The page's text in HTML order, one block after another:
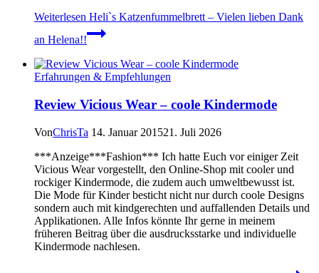
Weiterlesen Heli`s Katzenfummelbrett – Vielen lieben Dank
an Helena!!
Erfahrungen & Empfehlungen
Review Vicious Wear – coole Kindermode
VonChrisTa 14. Januar 201521. Juli 2026
***Anzeige***Fashion*** Ich hatte Euch vor einiger Zeit
Vicious Wear vorgestellt, den Online-Shop mit cooler und
rockiger Kindermode, die zudem auch umweltbewusst ist.
Die Mode für Kinder besticht nicht nur durch coole Designs
sondern auch mit kindgerechten und auffallenden Details und
Applikationen. Alle Infos könnte Ihr gerne in meinem
früheren Beitrag über die ausdrucksstarke und individuelle
Kindermode nachlesen.